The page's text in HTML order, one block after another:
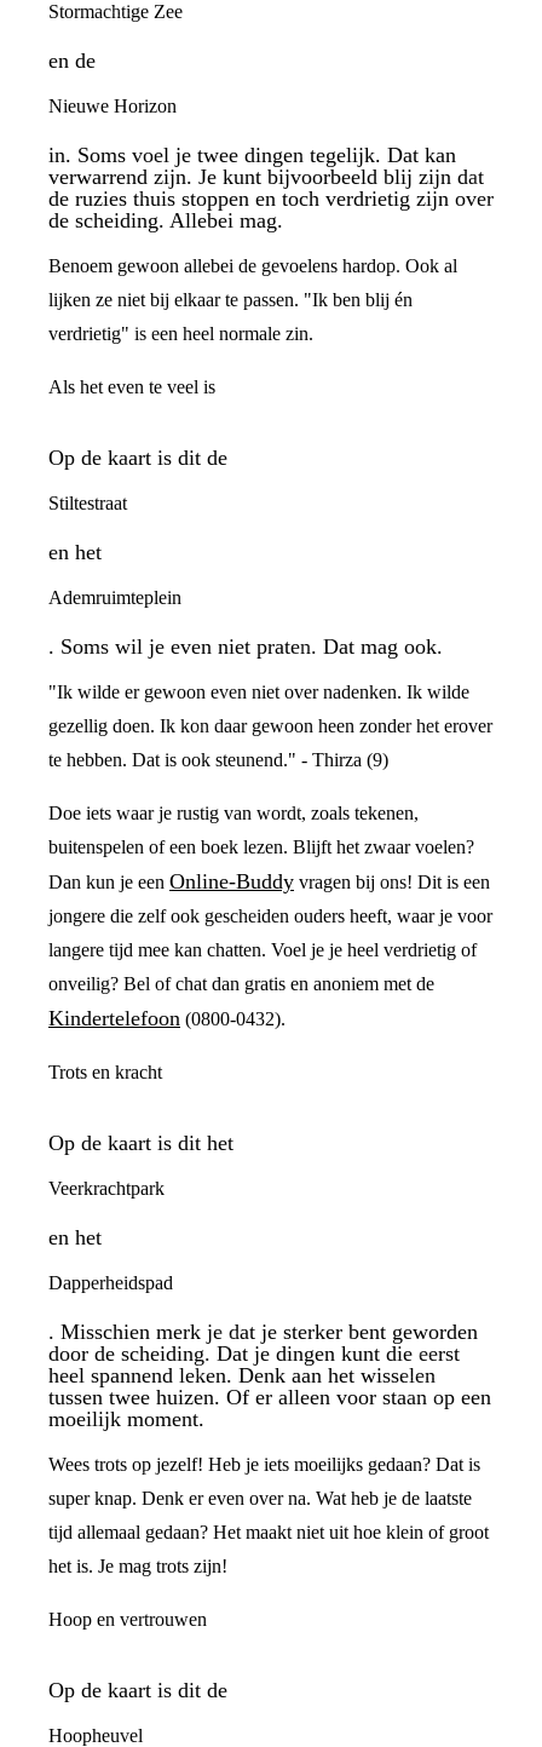
Stormachtige Zee
en de
Nieuwe Horizon
in. Soms voel je twee dingen tegelijk. Dat kan
verwarrend zijn. Je kunt bijvoorbeeld blij zijn dat
de ruzies thuis stoppen en toch verdrietig zijn over
de scheiding. Allebei mag.
Benoem gewoon allebei de gevoelens hardop. Ook al
lijken ze niet bij elkaar te passen. "Ik ben blij én
verdrietig" is een heel normale zin.
Als het even te veel is
Op de kaart is dit de
Stiltestraat
en het
Ademruimteplein
. Soms wil je even niet praten. Dat mag ook.
"Ik wilde er gewoon even niet over nadenken. Ik wilde
gezellig doen. Ik kon daar gewoon heen zonder het erover
te hebben. Dat is ook steunend." - Thirza (9)
Doe iets waar je rustig van wordt, zoals tekenen,
buitenspelen of een boek lezen. Blijft het zwaar voelen?
Dan kun je een Online-Buddy vragen bij ons! Dit is een
jongere die zelf ook gescheiden ouders heeft, waar je voor
langere tijd mee kan chatten. Voel je je heel verdrietig of
onveilig? Bel of chat dan gratis en anoniem met de
Kindertelefoon (0800-0432).
Trots en kracht
Op de kaart is dit het
Veerkrachtpark
en het
Dapperheidspad
. Misschien merk je dat je sterker bent geworden
door de scheiding. Dat je dingen kunt die eerst
heel spannend leken. Denk aan het wisselen
tussen twee huizen. Of er alleen voor staan op een
moeilijk moment.
Wees trots op jezelf! Heb je iets moeilijks gedaan? Dat is
super knap. Denk er even over na. Wat heb je de laatste
tijd allemaal gedaan? Het maakt niet uit hoe klein of groot
het is. Je mag trots zijn!
Hoop en vertrouwen
Op de kaart is dit de
Hoopheuvel